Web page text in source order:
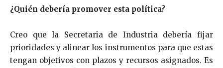
¿Quién debería promover esta política?
Creo que la Secretaria de Industria debería fijar
prioridades y alinear los instrumentos para que estas
tengan objetivos con plazos y recursos asignados. Es